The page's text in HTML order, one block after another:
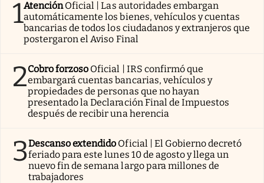
1AtenciónOficial | Las autoridades embargan
automáticamente los bienes, vehículos y cuentas
bancarias de todos los ciudadanos y extranjeros que
postergaron el Aviso Final
2Cobro forzoso Oficial | IRS confirmó que
embargará cuentas bancarias, vehículos y
propiedades de personas que no hayan
presentado la Declaración Final de Impuestos
después de recibir una herencia
3Descanso extendido Oficial | El Gobierno decretó
feriado para este lunes 10 de agosto y llega un
nuevo fin de semana largo para millones de
trabajadores